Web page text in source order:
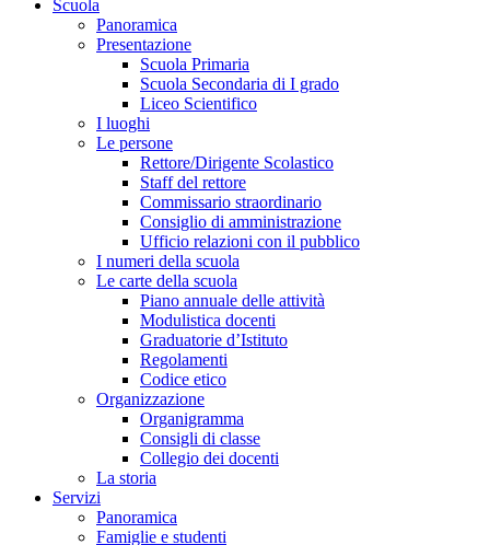
Scuola
Panoramica
Presentazione
Scuola Primaria
Scuola Secondaria di I grado
Liceo Scientifico
I luoghi
Le persone
Rettore/Dirigente Scolastico
Staff del rettore
Commissario straordinario
Consiglio di amministrazione
Ufficio relazioni con il pubblico
I numeri della scuola
Le carte della scuola
Piano annuale delle attività
Modulistica docenti
Graduatorie d’Istituto
Regolamenti
Codice etico
Organizzazione
Organigramma
Consigli di classe
Collegio dei docenti
La storia
Servizi
Panoramica
Famiglie e studenti